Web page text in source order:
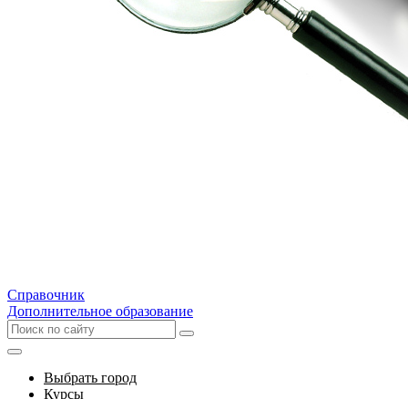
Справочник
Дополнительное образование
Выбрать город
Курсы